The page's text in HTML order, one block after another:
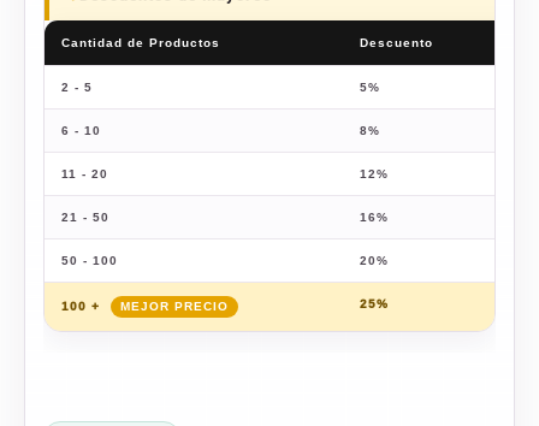
Cantidad de Productos Descuento
2 - 5 5%
6 - 10 8%
11 - 20 12%
21 - 50 16%
50 - 100 20%
100 + 25%